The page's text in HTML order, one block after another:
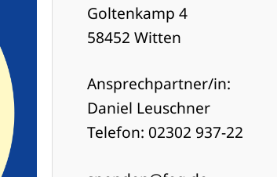
Goltenkamp 4
58452 Witten
Ansprechpartner/in:
Daniel Leuschner
Telefon: 02302 937-22